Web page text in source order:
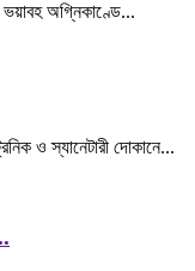
ভয়াবহ অগ্নিকাণ্ডে...
ও স্যানেটারী দোকানে...